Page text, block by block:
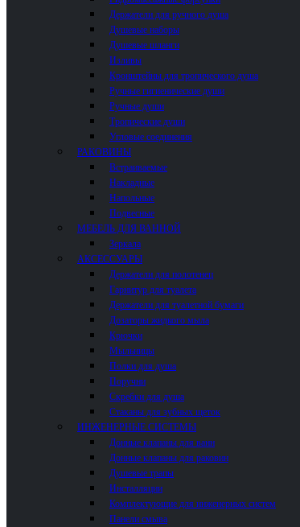
Держатели для ручного душа
Душевые наборы
Душевые шланги
Изливы
Кронштейны для тропического душа
Ручные гигиенические души
Ручные души
Тропические души
Угловые соединения
РАКОВИНЫ
Встраиваемые
Накладные
Напольные
Подвесные
МЕБЕЛЬ ДЛЯ ВАННОЙ
Зеркала
АКСЕССУАРЫ
Держатели для полотенец
Гарнитур для туалета
Держатели для туалетной бумаги
Дозаторы жидкого мыла
Крючки
Мыльницы
Полки для душа
Поручни
Скребки для душа
Стаканы для зубных щеток
ИНЖЕНЕРНЫЕ СИСТЕМЫ
Донные клапаны для ванн
Донные клапаны для раковин
Душевые трапы
Инсталляции
Комплектующие для инженерных систем
Панели смыва